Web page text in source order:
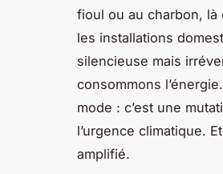
fioul ou au charbon,
les installations
silencieuse mais
consommons
mode : c’est une
l’urgence climatique.
amplifié.